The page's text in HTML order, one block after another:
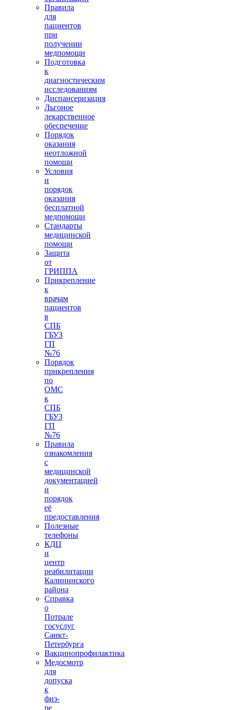
Правила
для
пациентов
при
получении
медпомощи
Подготовка
к
диагностическим
исследованиям
Диспансеризация
Льгоное
лекарственное
обеспечение
Порядок
оказания
неотложной
помощи
Условия
и
порядок
оказания
бесплатной
медпомощи
Стандарты
медицинской
помощи
Защита
от
ГРИППА
Прикрепление
к
врачам
пациентов
в
СПБ
ГБУЗ
ГП
№76
Порядок
прикрепления
по
ОМС
к
СПБ
ГБУЗ
ГП
№76
Правила
ознакомления
с
медицинской
документацией
и
порядок
её
предоставления
Полезные
телефоны
КДЦ
и
центр
реабилитации
Калининского
района
Справка
о
Потрале
госуслуг
Санкт-
Петербурга
Вакцинопрофилактика
Медосмотр
для
допуска
к
физ-
ре